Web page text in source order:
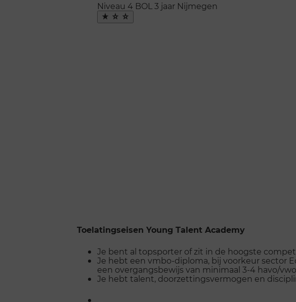
Niveau 4 BOL 3 jaar Nijmegen
Maak
favoriet
Toelatingseisen Young Talent Academy
Je bent al topsporter of zit in de hoogste
Je hebt een vmbo-diploma, bij voorkeur sector
een overgangsbewijs van minimaal 3-4 havo/
Je hebt talent, doorzettingsvermogen en